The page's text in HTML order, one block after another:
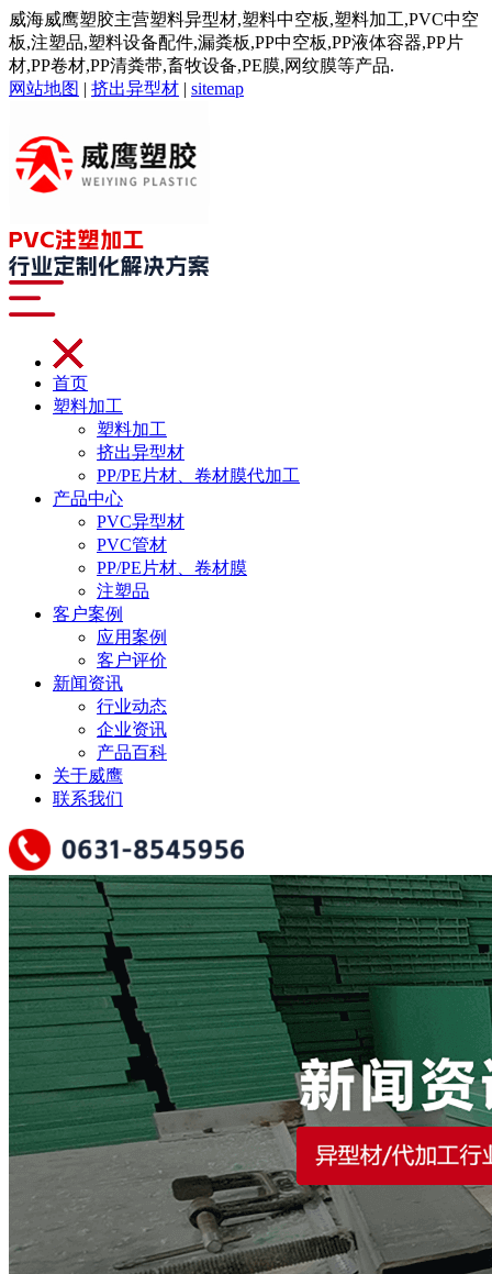
威海威鹰塑胶主营塑料异型材,塑料中空板,塑料加工,PVC中空
板,注塑品,塑料设备配件,漏粪板,PP中空板,PP液体容器,PP片
材,PP卷材,PP清粪带,畜牧设备,PE膜,网纹膜等产品.
网站地图 | 挤出异型材 | sitemap
首页
塑料加工
塑料加工
挤出异型材
PP/PE片材、卷材膜代加工
产品中心
PVC异型材
PVC管材
PP/PE片材、卷材膜
注塑品
客户案例
应用案例
客户评价
新闻资讯
行业动态
企业资讯
产品百科
关于威鹰
联系我们